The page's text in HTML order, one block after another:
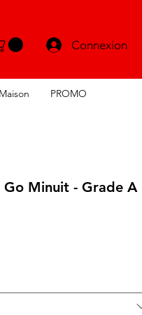
Connexion
Maison PROMO
Go Minuit - Grade A